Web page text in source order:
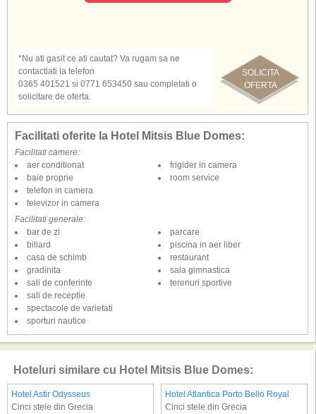
SOLICITA
OFERTA
*Nu ati gasit ce ati cautat? Va rugam sa ne
contactiati la telefon
0365 401521 si 0771 653450 sau completati o
solicitare de oferta.
Facilitati oferite la Hotel Mitsis Blue Domes:
Facilitati camere:
aer conditionat
baie proprie
frigider in camera
room service
telefon in camera
televizor in camera
Facilitati generale:
bar de zi
biliard
casa de schimb
gradinita
parcare
piscina in aer liber
restaurant
sala gimnastica
sali de conferinte
sali de receptie
spectacole de varietati
sporturi nautice
terenuri sportive
Hoteluri similare cu Hotel Mitsis Blue Domes:
Hotel Astir Odysseus
Cinci stele din Grecia
Hotel Atlantica Porto Bello Royal
Cinci stele din Grecia